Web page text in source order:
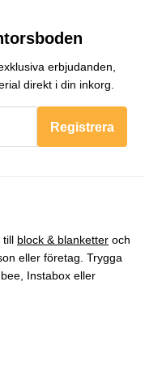
erbjudanden,
direkt i din inkorg.
Registrera
till block & blanketter och
eller företag. Trygga
Instabox eller